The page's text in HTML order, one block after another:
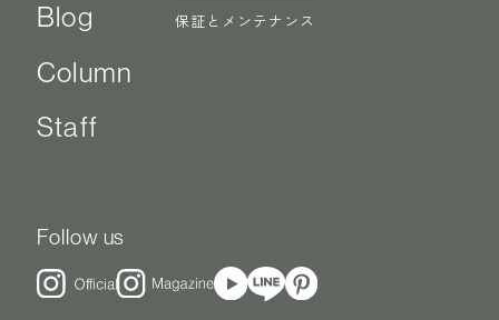
Blog
Column
Staff
保証とメンテナンス
Follow us